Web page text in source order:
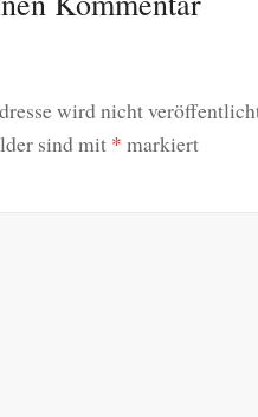
wird nicht
sind mit * markiert